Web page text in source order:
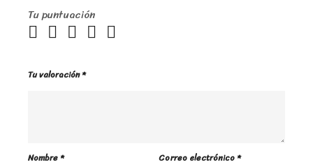
Tu puntuación
Tu valoración*
Nombre* Correo electrónico*